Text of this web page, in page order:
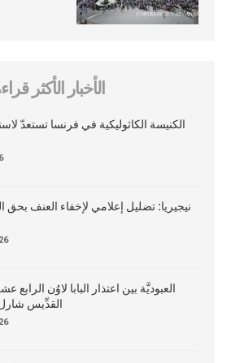
الأخبار الأكثر
الكنيسة الكاثوليكية في فرنسا تستعدّ
نيجيريا: تضليل إعلامي لإخفاء العنف بحق
العبوديَّة بين اعتذار البابا لاوُن
القدِّيس